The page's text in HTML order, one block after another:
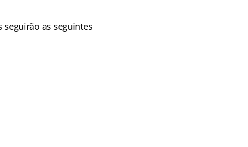
seguirão as seguintes